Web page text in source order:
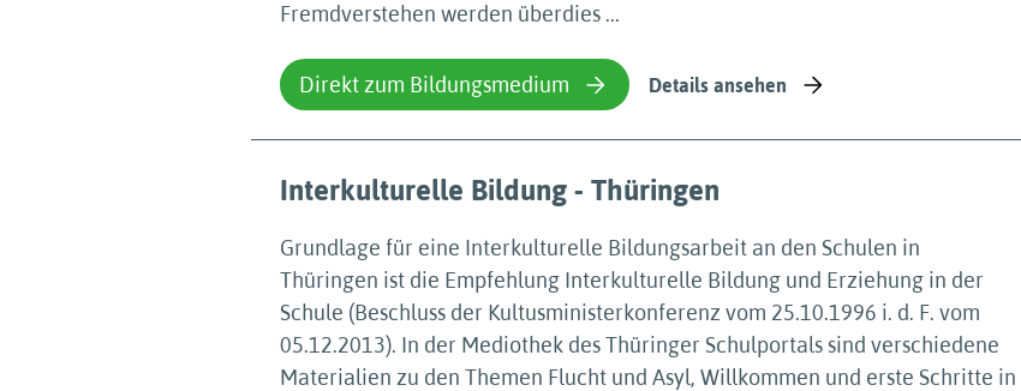
Fremdverstehen werden überdies ...
Direkt zum Bildungsmedium Details ansehen
Interkulturelle Bildung - Thüringen
Grundlage für eine Interkulturelle Bildungsarbeit an den Schulen in
Thüringen ist die Empfehlung Interkulturelle Bildung und Erziehung in der
Schule (Beschluss der Kultusministerkonferenz vom 25.10.1996 i. d. F. vom
05.12.2013). In der Mediothek des Thüringer Schulportals sind verschiedene
Materialien zu den Themen Flucht und Asyl, Willkommen und erste Schritte in